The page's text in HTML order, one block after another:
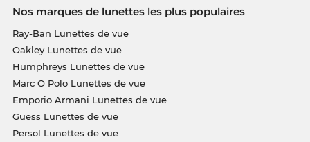
Nos marques de lunettes les plus populaires
Ray-Ban Lunettes de vue
Oakley Lunettes de vue
Humphreys Lunettes de vue
Marc O Polo Lunettes de vue
Emporio Armani Lunettes de vue
Guess Lunettes de vue
Persol Lunettes de vue